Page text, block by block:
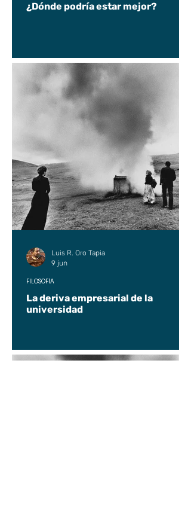
¿Dónde podría estar mejor?
La deriva empresarial de la
universidad
FILOSOFÍA
Luis R. Oro Tapia
9 jun